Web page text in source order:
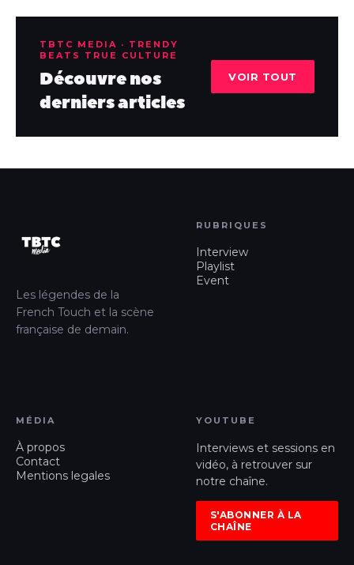
TBTC MEDIA · TRENDY
BEATS TRUE CULTURE
Découvre nos
derniers articles
VOIR TOUT
Les légendes de la
French Touch et la scène
française de demain.
RUBRIQUES
Interview
Playlist
Event
MÉDIA
À propos
Contact
Mentions legales
YOUTUBE
Interviews et sessions en
vidéo, à retrouver sur
notre chaîne.
S'ABONNER À LA
CHAÎNE